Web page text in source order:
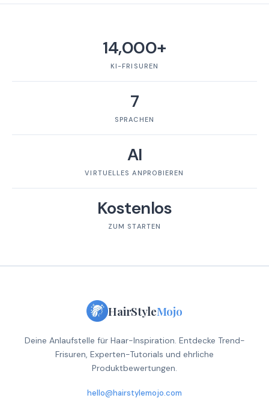
14,000+
KI-FRISUREN
7
SPRACHEN
AI
VIRTUELLES ANPROBIEREN
Kostenlos
ZUM STARTEN
HairStyleMojo
Deine Anlaufstelle für Haar-Inspiration. Entdecke Trend-
Frisuren, Experten-Tutorials und ehrliche
Produktbewertungen.
hello@hairstylemojo.com